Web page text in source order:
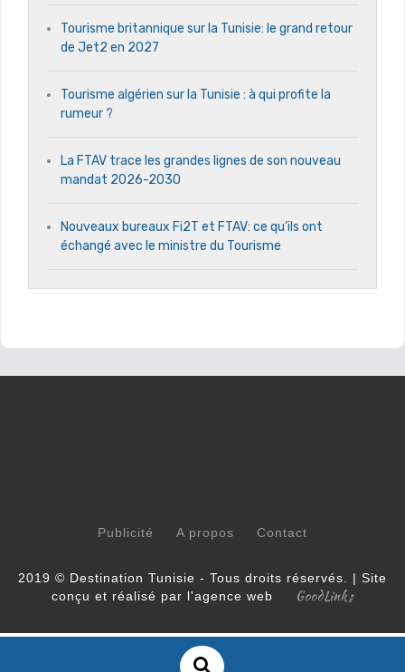
Tourisme britannique sur la Tunisie: le grand retour
de Jet2 en 2027
Tourisme algérien sur la Tunisie : à qui profite la
rumeur ?
La FTAV trace les grandes lignes de son nouveau
mandat 2026-2030
Nouveaux bureaux Fi2T et FTAV: ce qu’ils ont
échangé avec le ministre du Tourisme
Publicité A propos Contact
2019 © Destination Tunisie - Tous droits réservés. | Site
conçu et réalisé par l'agence web
GoodLinks